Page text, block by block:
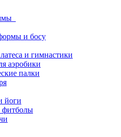
и босу
и гимнастики
аэробики
палки
йоги
фитболы